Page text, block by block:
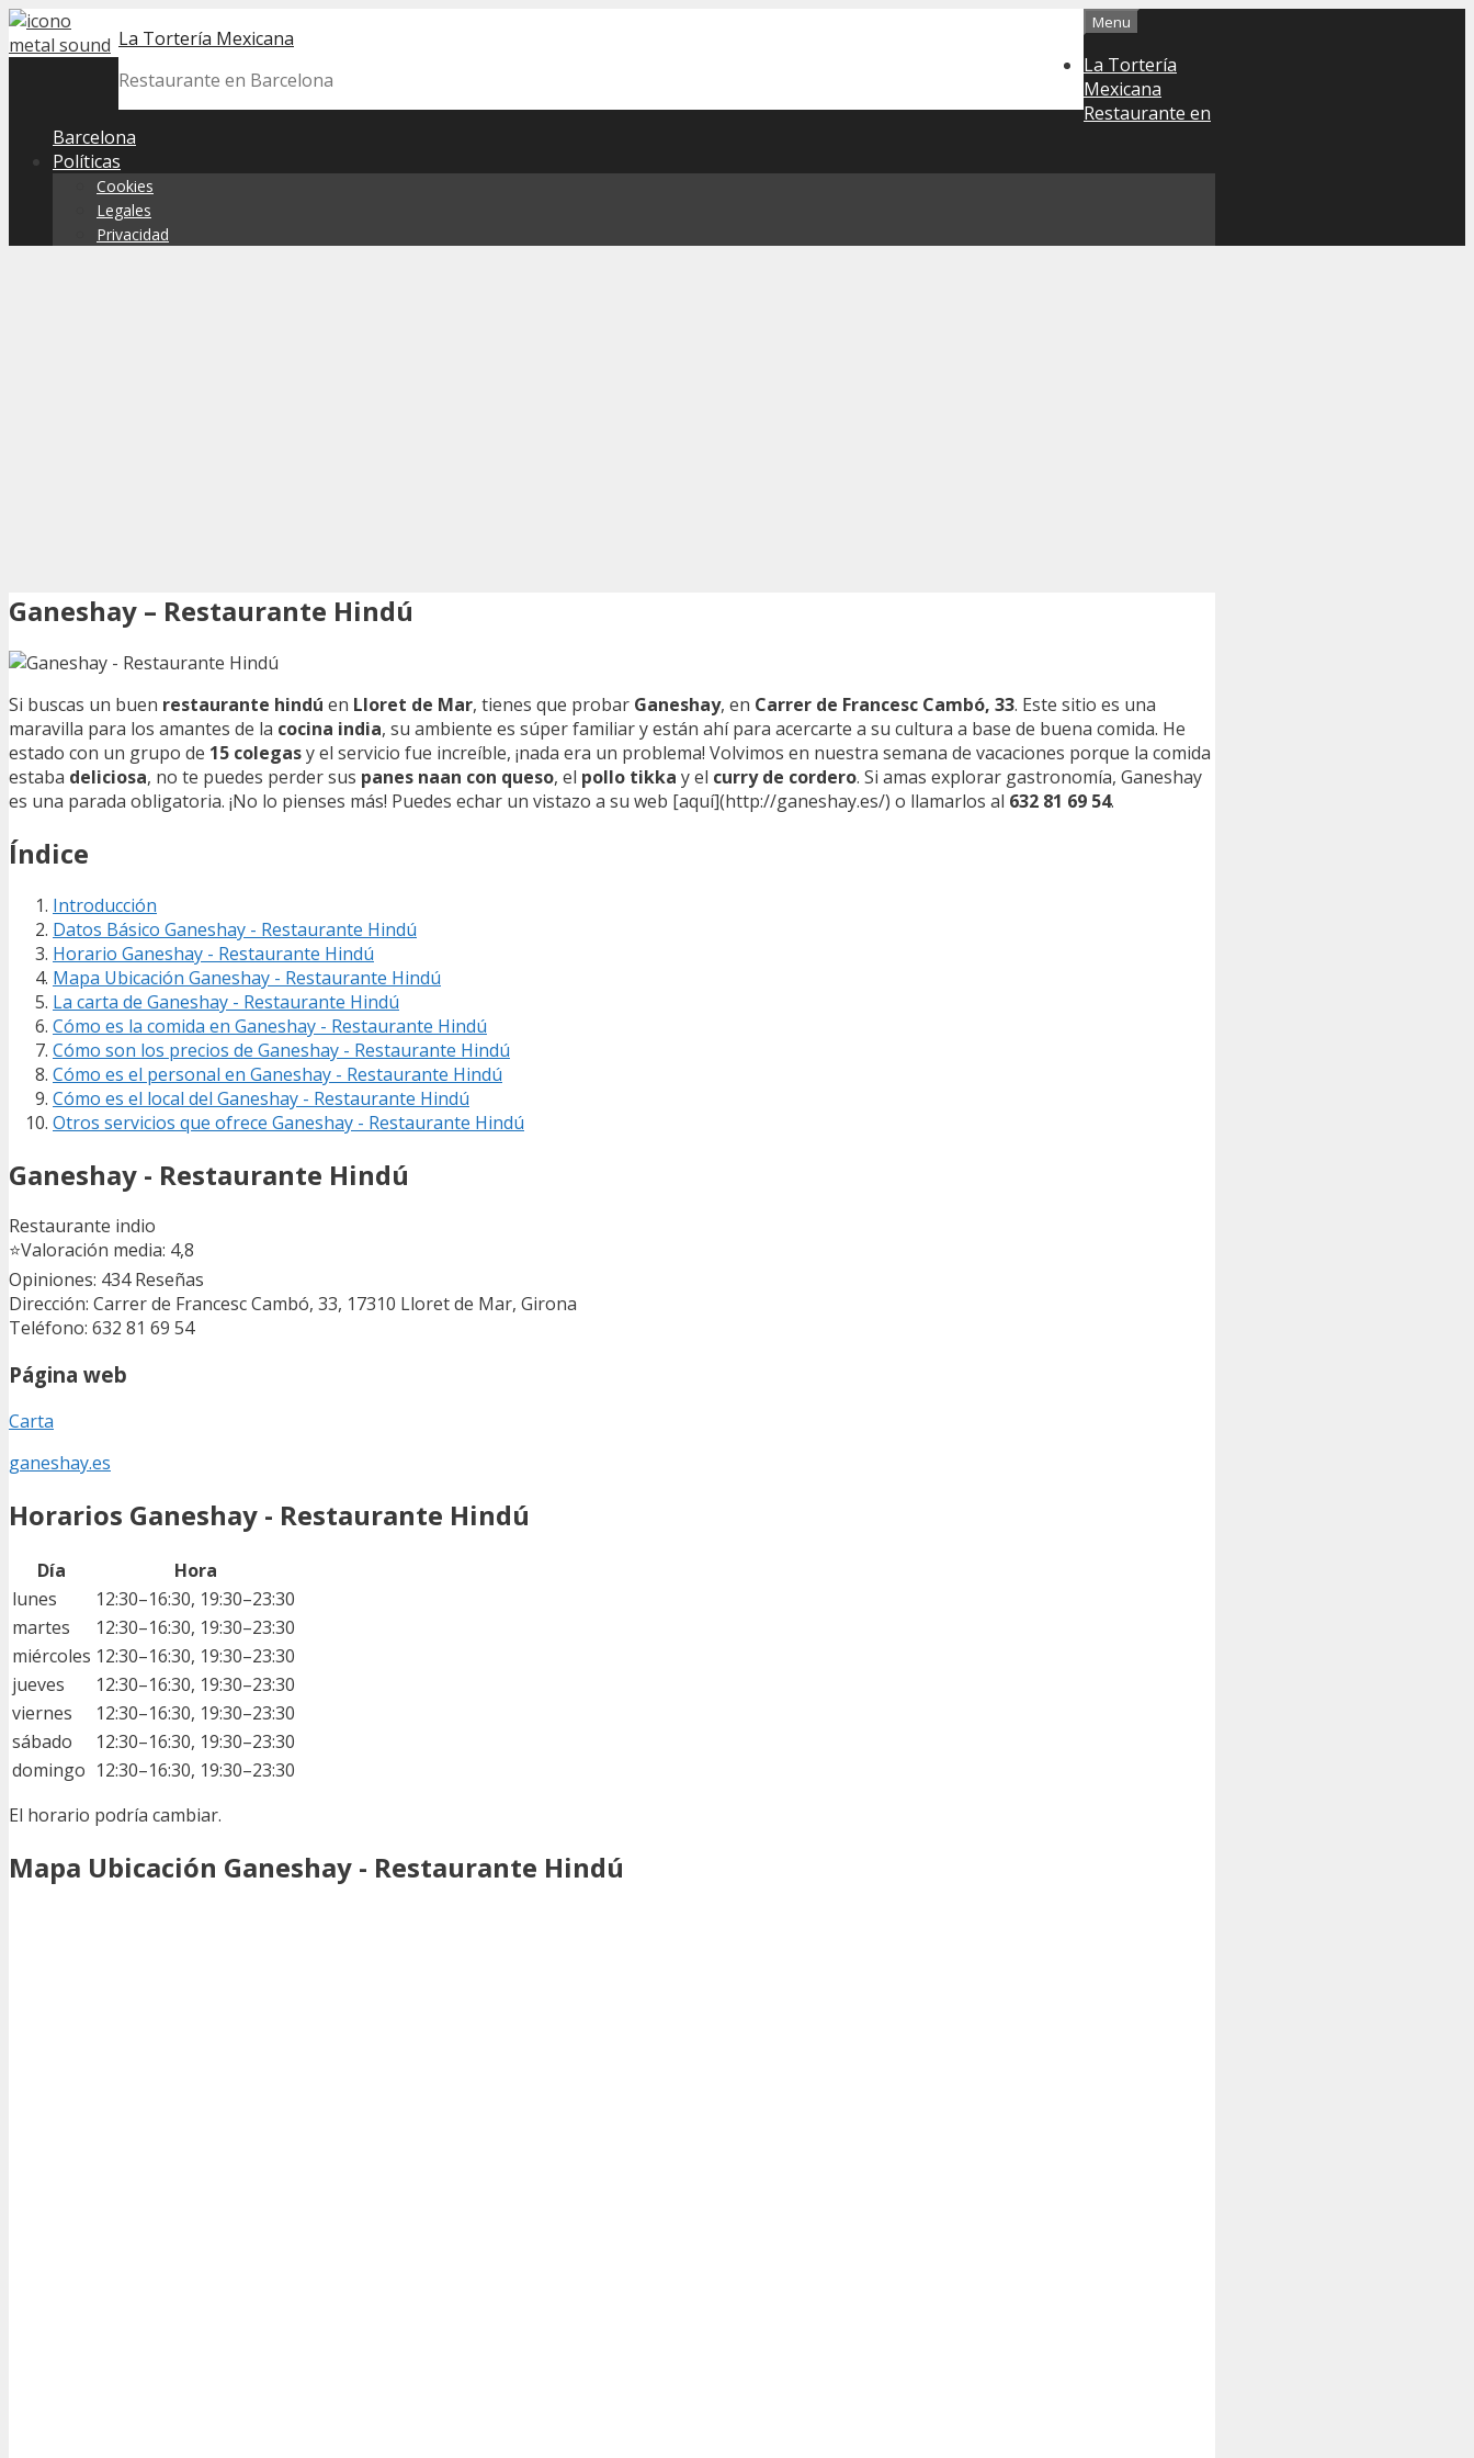
Skip
to
La Tortería Mexicana
Restaurante en Barcelona
Menu
La Tortería
Mexicana
Restaurante en
Barcelona
Políticas
Cookies
Legales
Privacidad
Ganeshay – Restaurante Hindú
Si buscas un buen restaurante hindú en Lloret de Mar, tienes que probar Ganeshay, en Carrer de Francesc Cambó, 33. Este sitio es una
maravilla para los amantes de la cocina india, su ambiente es súper familiar y están ahí para acercarte a su cultura a base de buena comida. He
estado con un grupo de 15 colegasy el servicio fue increíble, ¡nada era un problema! Volvimos en nuestra semana de vacaciones porque la comida
estaba deliciosa, no te puedes perder sus panes naan con queso, el pollo tikka y el curry de cordero. Si amas explorar gastronomía, Ganeshay
es una parada obligatoria. ¡No lo pienses más! Puedes echar un vistazo a su web [aquí](http://ganeshay.es/) o llamarlos al 632 81 69 54.
Índice
Introducción
Datos Básico Ganeshay - Restaurante Hindú
Horario Ganeshay - Restaurante Hindú
Mapa Ubicación Ganeshay - Restaurante Hindú
La carta de Ganeshay - Restaurante Hindú
Cómo es la comida en Ganeshay - Restaurante Hindú
Cómo son los precios de Ganeshay - Restaurante Hindú
Cómo es el personal en Ganeshay - Restaurante Hindú
Cómo es el local del Ganeshay - Restaurante Hindú
Otros servicios que ofrece Ganeshay - Restaurante Hindú
Ganeshay - Restaurante Hindú
Restaurante indio
⭐Valoración media: 4,8
Opiniones: 434Reseñas
Dirección: Carrer de Francesc Cambó, 33, 17310 Lloret de Mar, Girona
Teléfono: 632 81 69 54
Página web
Carta
ganeshay.es
Horarios Ganeshay - Restaurante Hindú
Día
Hora
lunes
12:30–16:30, 19:30–23:30
martes
12:30–16:30, 19:30–23:30
miércoles 12:30–16:30, 19:30–23:30
jueves
12:30–16:30, 19:30–23:30
viernes
12:30–16:30, 19:30–23:30
sábado
12:30–16:30, 19:30–23:30
domingo 12:30–16:30, 19:30–23:30
El horario podría cambiar.
Mapa Ubicación Ganeshay - Restaurante Hindú